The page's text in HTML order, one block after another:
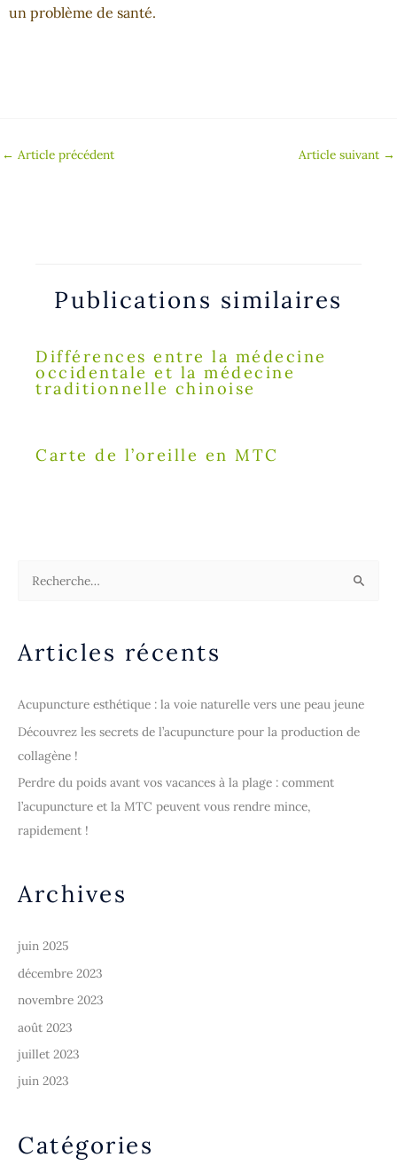
un problème de santé.
← Article précédent Article suivant →
Publications similaires
Différences entre la médecine
occidentale et la médecine
traditionnelle chinoise
Carte de l’oreille en MTC
h
r
c
h
e
r
Articles récents
Acupuncture esthétique : la voie naturelle vers une peau jeune
Découvrez les secrets de l’acupuncture pour la production de
collagène !
Perdre du poids avant vos vacances à la plage : comment
l’acupuncture et la MTC peuvent vous rendre mince,
rapidement !
Archives
juin 2025
décembre 2023
novembre 2023
août 2023
juillet 2023
juin 2023
Catégories